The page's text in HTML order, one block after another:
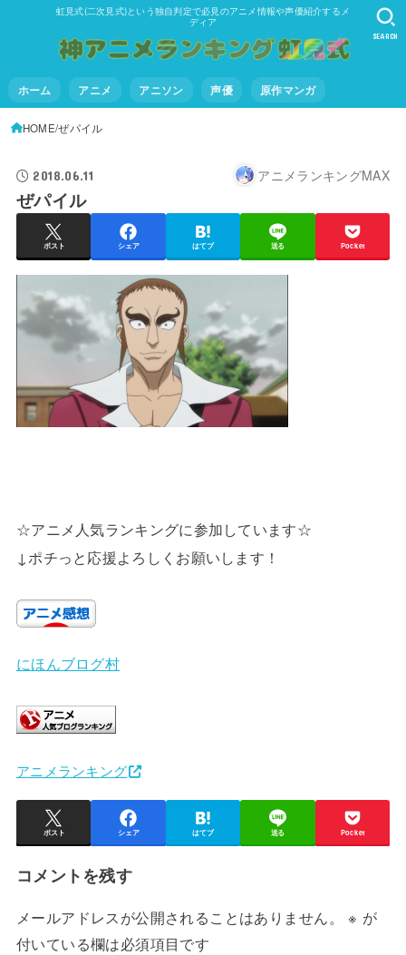
虹見式(二次見式)という独自判定で必見のアニメ情報や声優紹介するメ
ディア
ホーム アニメ アニソン 声優 原作マンガ
SEARCH
HOME ぜパイル
2018.06.11 アニメランキングMAX
ぜパイル
ポスト シェア はてブ 送る Pocket
☆アニメ人気ランキングに参加しています☆
↓ポチっと応援よろしくお願いします！
にほんブログ村
アニメランキング
ポスト シェア はてブ 送る Pocket
コメントを残す
メールアドレスが公開されることはありません。 ※ が
付いている欄は必須項目です